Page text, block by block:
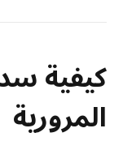
كيفية
المرورية